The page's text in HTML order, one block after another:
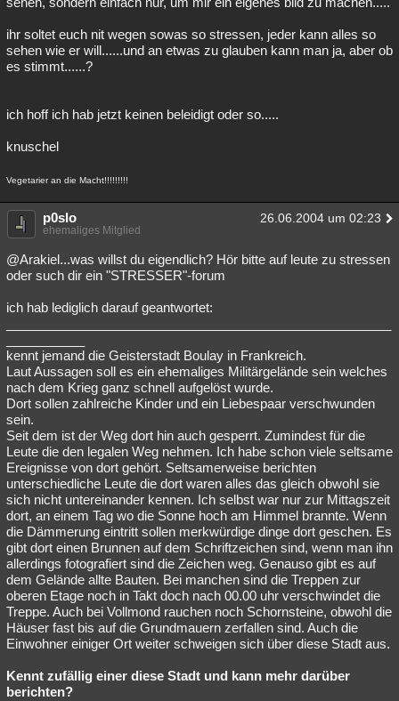
ihr soltet euch nit wegen sowas so stressen, jeder kann alles so
sehen wie er will......und an etwas zu glauben kann man ja, aber ob
es stimmt......?
ich hoff ich hab jetzt keinen beleidigt oder so.....
knuschel
Vegetarier an die Macht!!!!!!!!!
p0slo 26.06.2004 um 02:23
ehemaliges Mitglied
@Arakiel...was willst du eigendlich? Hör bitte auf leute zu stressen
oder such dir ein "STRESSER"-forum
ich hab lediglich darauf geantwortet:
kennt jemand die Geisterstadt Boulay in Frankreich.
Laut Aussagen soll es ein ehemaliges Militärgelände sein welches
nach dem Krieg ganz schnell aufgelöst wurde.
Dort sollen zahlreiche Kinder und ein Liebespaar verschwunden
sein.
Seit dem ist der Weg dort hin auch gesperrt. Zumindest für die
Leute die den legalen Weg nehmen. Ich habe schon viele seltsame
Ereignisse von dort gehört. Seltsamerweise berichten
unterschiedliche Leute die dort waren alles das gleich obwohl sie
sich nicht untereinander kennen. Ich selbst war nur zur Mittagszeit
dort, an einem Tag wo die Sonne hoch am Himmel brannte. Wenn
die Dämmerung eintritt sollen merkwürdige dinge dort geschen. Es
gibt dort einen Brunnen auf dem Schriftzeichen sind, wenn man ihn
allerdings fotografiert sind die Zeichen weg. Genauso gibt es auf
dem Gelände allte Bauten. Bei manchen sind die Treppen zur
oberen Etage noch in Takt doch nach 00.00 uhr verschwindet die
Treppe. Auch bei Vollmond rauchen noch Schornsteine, obwohl die
Häuser fast bis auf die Grundmauern zerfallen sind. Auch die
Einwohner einiger Ort weiter schweigen sich über diese Stadt aus.
Kennt zufällig einer diese Stadt und kann mehr darüber
berichten?